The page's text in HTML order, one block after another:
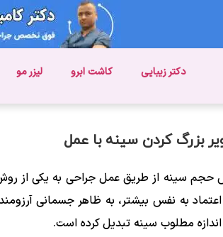
دکتر زیبایی کاشت ابرو لیزر مو
بزرگ کردن سینه با عمل
حجم سینه از طریق عمل جراحی به یکی از
به نفس بیشتر، به ظاهر جسمانی
مطلوب سینه تبدیل کرده است.